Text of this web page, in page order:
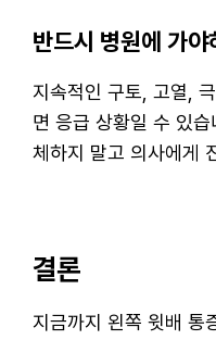
반드시 병원에 가
지속적인 구토, 고열,
면 응급 상황일 수 있
체하지 말고 의사에게
결론
지금까지 왼쪽 윗배 통